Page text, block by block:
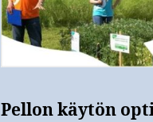
Pellon käytön